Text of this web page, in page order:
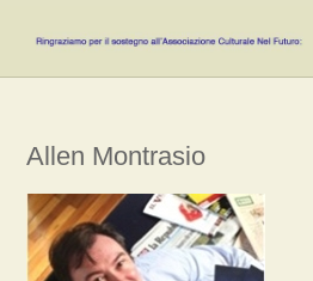
Allen Montrasio